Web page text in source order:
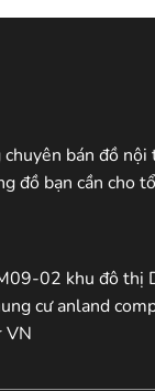
bán đồ
đồ bạn cần cho
02 khu đô thị
cư anland
VN